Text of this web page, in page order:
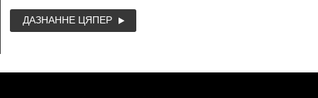
ДАЗНАННЕ ЦЯПЕР